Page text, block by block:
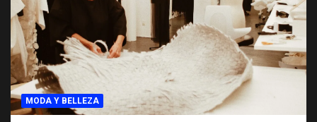
MODA Y BELLEZA